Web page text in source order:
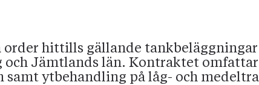
order hittills gällande
och Jämtlands län. Kontraktet omfattar
ytbehandling på låg- och